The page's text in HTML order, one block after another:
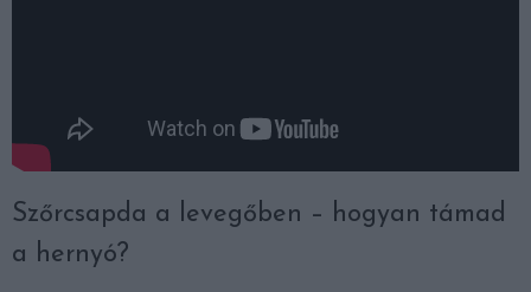
Szőrcsapda a levegőben – hogyan támad
a hernyó?